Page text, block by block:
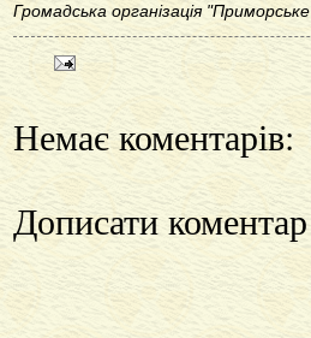
Громадська організація
Немає коментарів:
Дописати коментар